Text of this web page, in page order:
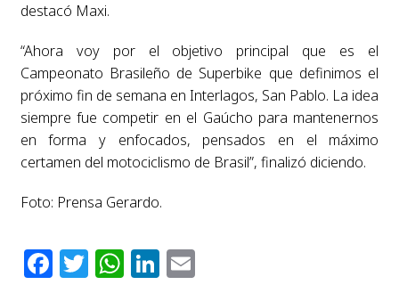
destacó Maxi.
“Ahora voy por el objetivo principal que es el
Campeonato Brasileño de Superbike que definimos el
próximo fin de semana en Interlagos, San Pablo. La idea
siempre fue competir en el Gaúcho para mantenernos
en forma y enfocados, pensados en el máximo
certamen del motociclismo de Brasil”, finalizó diciendo.
Foto: Prensa Gerardo.
Facebook
Twitter
WhatsApp
LinkedIn
Email